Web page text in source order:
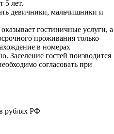
5 лет.
девичники, мальчишники и
гостиничные услуги, а
проживания только
в номерах
Заселение гостей поизводится
согласовать при
рублях РФ